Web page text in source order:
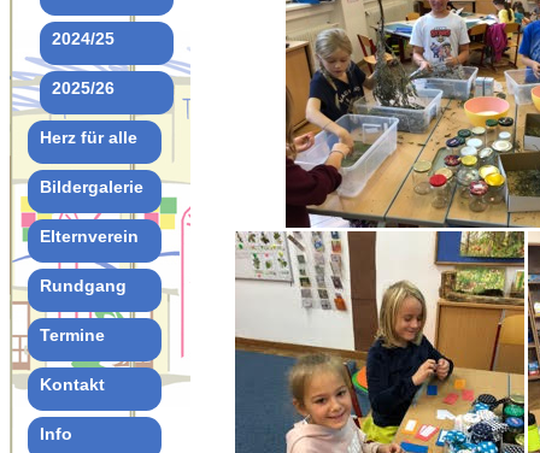
2024/25
2025/26
Herz für alle
Bildergalerie
Elternverein
Rundgang
Termine
Kontakt
Info